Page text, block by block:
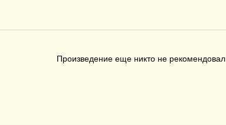
Произведение еще никто не рекомендовал